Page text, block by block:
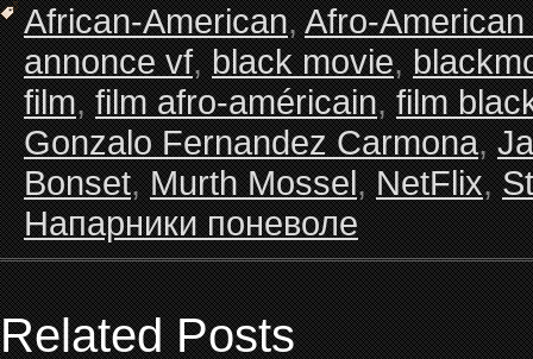
African-American,Afro-
annonce vf,black movie,
film,film afro-américain,film
Gonzalo Fernandez Carmona,
Bonset,Murth Mossel,NetFlix,
Напарники поневоле
Related Posts